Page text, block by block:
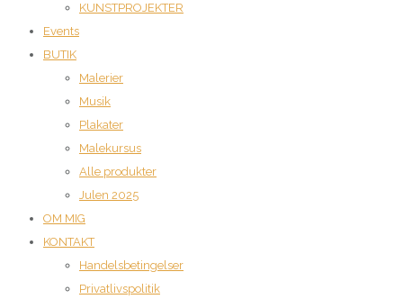
KUNSTPROJEKTER
Events
BUTIK
Malerier
Musik
Plakater
Malekursus
Alle produkter
Julen 2025
OM MIG
KONTAKT
Handelsbetingelser
Privatlivspolitik